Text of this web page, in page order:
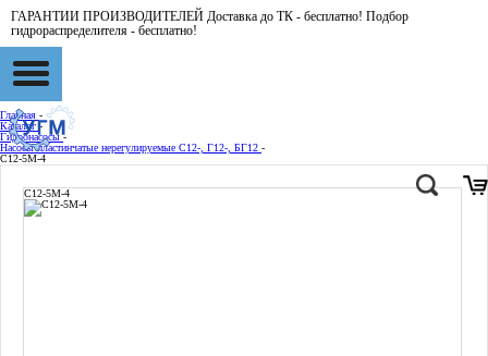
ГАРАНТИИ ПРОИЗВОДИТЕЛЕЙ Доставка до ТК - бесплатно! Подбор
гидрораспределителя - бесплатно!
Главная -
Каталог -
Гидронасосы -
Насосы пластинчатые нерегулируемые С12-, Г12-, БГ12 -
С12-5М-4
С12-5М-4